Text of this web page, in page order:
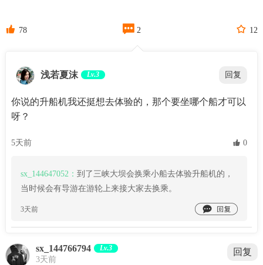
 78  2  12
浅若夏沫 Lv.3 回复
你说的升船机我还挺想去体验的，那个要坐哪个船才可以
呀？
5天前  0
sx_144647052： 到了三峡大坝会换乘小船去体验升船机的，
当时候会有导游在游轮上来接大家去换乘。
3天前 
sx_144766794 Lv.3
3天前
回复